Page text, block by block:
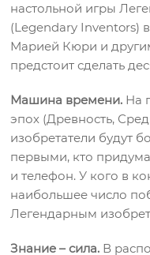
настольной игры
(Legendary Inventors)
Марией Кюри и
предстоит сделать
Машина времени. На
эпох (Древность,
изобретатели будут
первыми, кто
и телефон. У кого в
наибольшее число
Легендарным
Знание – сила. В